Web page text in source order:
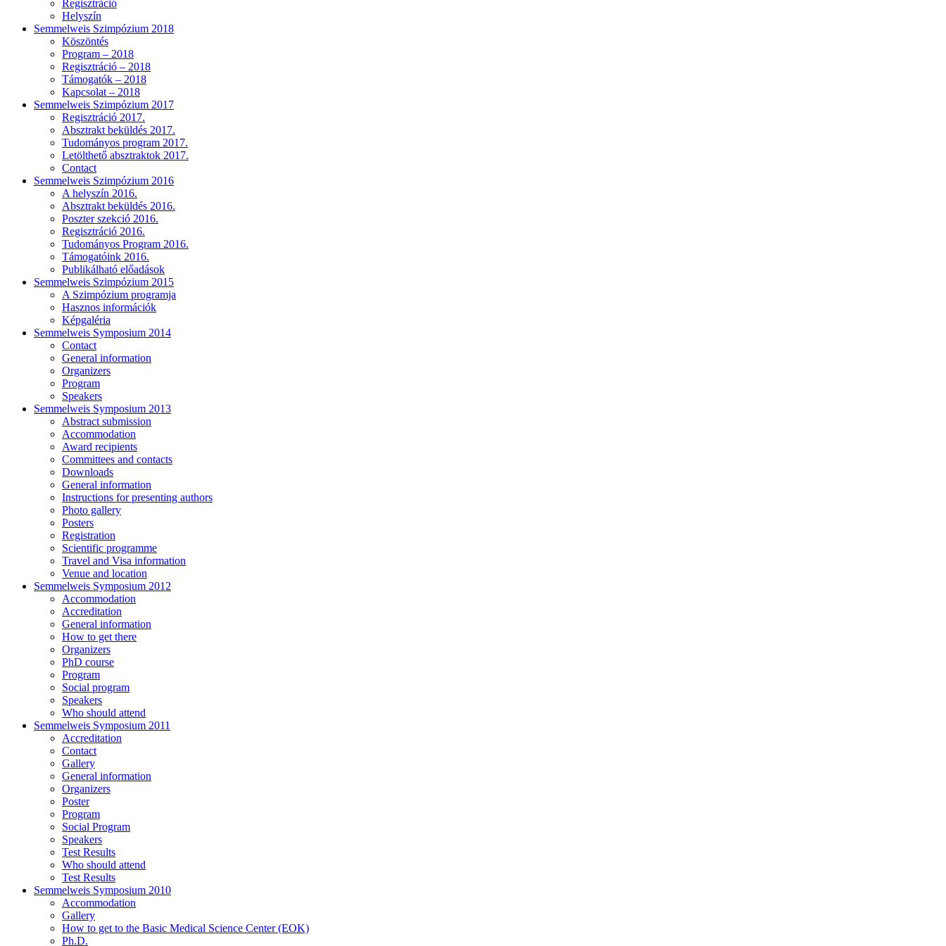
Regisztráció
Helyszín
Semmelweis Szimpózium 2018
Köszöntés
Program – 2018
Regisztráció – 2018
Támogatók – 2018
Kapcsolat – 2018
Semmelweis Szimpózium 2017
Regisztráció 2017.
Absztrakt beküldés 2017.
Tudományos program 2017.
Letölthető absztraktok 2017.
Contact
Semmelweis Szimpózium 2016
A helyszín 2016.
Absztrakt beküldés 2016.
Poszter szekció 2016.
Regisztráció 2016.
Tudományos Program 2016.
Támogatóink 2016.
Publikálható előadások
Semmelweis Szimpózium 2015
A Szimpózium programja
Hasznos információk
Képgaléria
Semmelweis Symposium 2014
Contact
General information
Organizers
Program
Speakers
Semmelweis Symposium 2013
Abstract submission
Accommodation
Award recipients
Committees and contacts
Downloads
General information
Instructions for presenting authors
Photo gallery
Posters
Registration
Scientific programme
Travel and Visa information
Venue and location
Semmelweis Symposium 2012
Accommodation
Accreditation
General information
How to get there
Organizers
PhD course
Program
Social program
Speakers
Who should attend
Semmelweis Symposium 2011
Accreditation
Contact
Gallery
General information
Organizers
Poster
Program
Social Program
Speakers
Test Results
Who should attend
Test Results
Semmelweis Symposium 2010
Accommodation
Gallery
How to get to the Basic Medical Science Center (EOK)
Ph.D.